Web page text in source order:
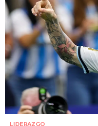
LIDERAZGO